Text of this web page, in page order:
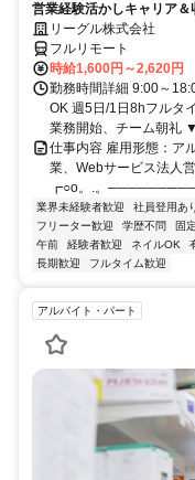
営業経験活かしキャリア
リーグル株式会社
フルリモート
時給1,600円～2,620円
勤務時間詳細 9:00～
OK 週5日/1日8hフルタ
業務開始、チーム朝礼
仕事内容 雇用形態：ア
業、Webサービス法人
┏○o。.。
業界未経験者歓迎 社員登用あ
フリーター歓迎
学歴不問 固
午前
経験者歓迎 ネイルOK
長期歓迎
フルタイム歓迎
アルバイト・パート